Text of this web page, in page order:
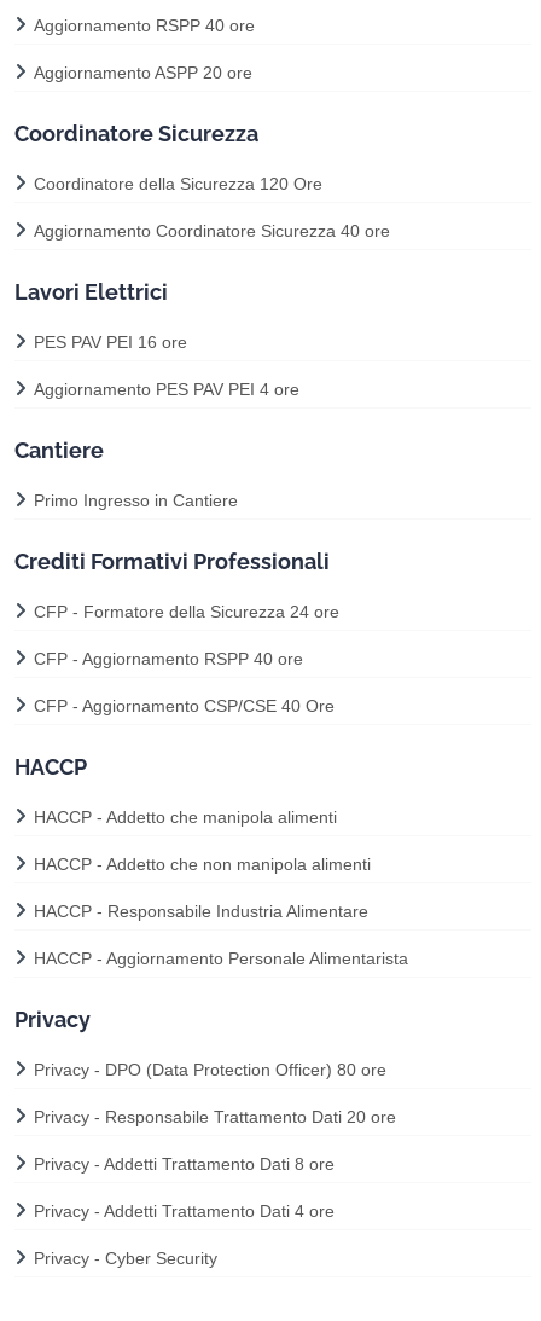
Aggiornamento RSPP 40 ore
Aggiornamento ASPP 20 ore
Coordinatore Sicurezza
Coordinatore della Sicurezza 120 Ore
Aggiornamento Coordinatore Sicurezza 40 ore
Lavori Elettrici
PES PAV PEI 16 ore
Aggiornamento PES PAV PEI 4 ore
Cantiere
Primo Ingresso in Cantiere
Crediti Formativi Professionali
CFP - Formatore della Sicurezza 24 ore
CFP - Aggiornamento RSPP 40 ore
CFP - Aggiornamento CSP/CSE 40 Ore
HACCP
HACCP - Addetto che manipola alimenti
HACCP - Addetto che non manipola alimenti
HACCP - Responsabile Industria Alimentare
HACCP - Aggiornamento Personale Alimentarista
Privacy
Privacy - DPO (Data Protection Officer) 80 ore
Privacy - Responsabile Trattamento Dati 20 ore
Privacy - Addetti Trattamento Dati 8 ore
Privacy - Addetti Trattamento Dati 4 ore
Privacy - Cyber Security